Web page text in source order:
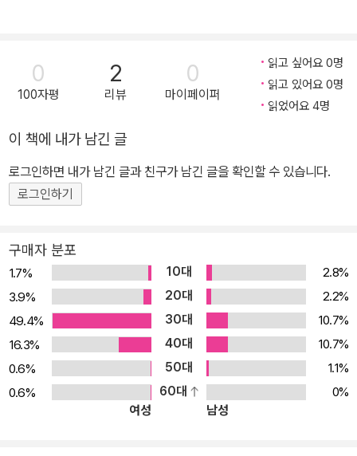
이듬해 잡지 《소브레멘니크》에 익명으로 「유년 시절」 연재를 시작하
면서 작가로서 첫발을 내디뎠다. 작품 집필과 함께 농업 경영에 힘을
쏟는 한편, 농민의 열악한 교육 상태에 관심을 갖게 되어 학교를 세우
한 후 문학에 전념하여 『전쟁과 평화』, 『안나 카레니나』 등 대작을 집
필, 작가로서의 명성을 누렸다. 그러나 이 무렵 삶에 대한 회의에 시달
리며 정신적 위기를 겪었다. 그리하여 1880년 이후 원시 기독교 사
사상을 체계화했다. 또한 술과 담배를 끊고 손수 밭일을 하는 등 금욕
적인 생활을 지향하며 빈민 구제 활동을 하기도 했다. 민중이 쉽게 읽
을 수 있도록 민담 22편을 썼는데 그중에서도 「인간에게 많은 땅이
필요한가」는 소설가 제임스 조이스가 “문학사에서 가장 위대한 이야
기”로 꼽기도 했다. 1899년 종교적인 전향 이후의 대표작 『부활』을
완성했다. 사유재산 및 저작권 포기 문제로 시작된 아내와의 불화 등
으로 고민하던 중 1910년 집을 떠나 폐렴을 앓다가 아스타포보 역장
0
100자평
2
리뷰
0
마이페이퍼
읽고 싶어요 0명
읽고 있어요 0명
읽었어요 4명
이 책에 내가 남긴 글
로그인하면 내가 남긴 글과 친구가 남긴 글을 확인할 수 있습니다.
로그인하기
구매자 분포
1.7% 10대
2.8%
3.9%
20대
2.2%
49.4%
30대
10.7%
16.3%
40대
10.7%
0.6%
50대
1.1%
0.6%
60대
0%
여성
남성